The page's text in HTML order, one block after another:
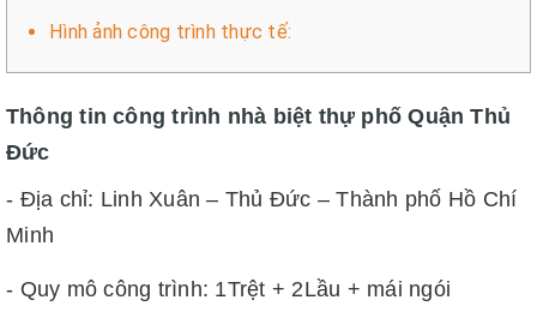
Hình ảnh công trình thực tế:
Thông tin công trình nhà biệt thự phố Quận Thủ
Đức
- Địa chỉ: Linh Xuân – Thủ Đức – Thành phố Hồ Chí
Minh
- Quy mô công trình: 1Trệt + 2Lầu + mái ngói